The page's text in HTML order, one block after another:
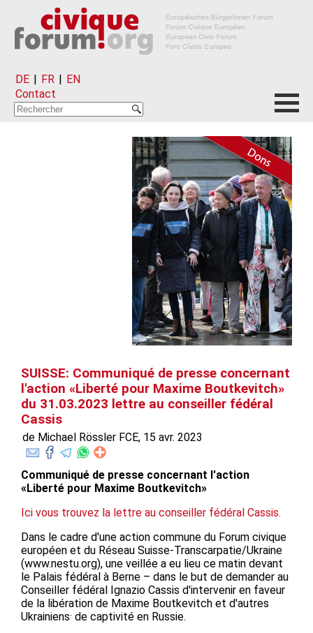
DE | FR | EN
Contact
SUISSE: Communiqué de presse concernant
l'action «Liberté pour Maxime Boutkevitch»
du 31.03.2023 lettre au conseiller fédéral
Cassis
de Michael Rössler FCE, 15 avr. 2023
Communiqué de presse concernant l'action
«Liberté pour Maxime Boutkevitch»
Ici vous trouvez la lettre au conseiller fédéral Cassis.
Dans le cadre d'une action commune du Forum civique
européen et du Réseau Suisse-Transcarpatie/Ukraine
(www.nestu.org), une veillée a eu lieu ce matin devant
le Palais fédéral à Berne – dans le but de demander au
Conseiller fédéral Ignazio Cassis d'intervenir en faveur
de la libération de Maxime Boutkevitch et d'autres
Ukrainiens⸱ de captivité en Russie.